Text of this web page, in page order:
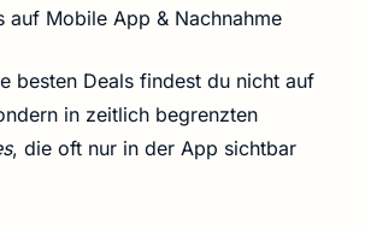
auf Mobile App & Nachnahme
besten Deals findest du nicht auf
in zeitlich begrenzten
, die oft nur in der App sichtbar